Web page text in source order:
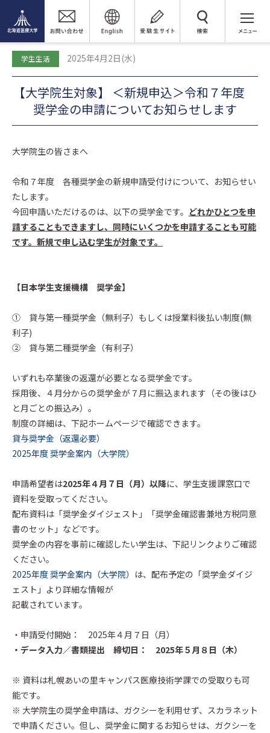
検 索
【大学院生対象】 ＜新規申込＞令和７年度 奨学金の申請についてお
知らせします
学生生活 2025年4月2日(水)
【大学院生対象】 ＜新規申込＞令和７年度
奨学金の申請についてお知らせします
大学院生の皆さまへ
令和７年度 各種奨学金の新規申請受付けについて、お知らせい
たします。
今回申請いただけるのは、以下の奨学金です。 どれかひとつを申
請することもできますし、同時にいくつかを申請することも可能
です。新規で申し込む学生が対象です。
【日本学生支援機構 奨学金】
① 貸与第一種奨学金（無利子）もしくは授業料後払い制度(無
利子)
② 貸与第二種奨学金（有利子）
いずれも卒業後の返還が必要となる奨学金です。
採用後、４月分からの奨学金が７月に振込まれます（その後はひ
と月ごとの振込み）。
制度の詳細は、下記ホームページで確認できます。
貸与奨学金（返還必要）
2025年度 奨学金案内（大学院）
申請希望者は2025年４月７日（月）以降に、学生支援課窓口で
資料を受取ってください。
配布資料は「奨学金ダイジェスト」「奨学金確認書兼地方税同意
書のセット」などです。
奨学金の内容を事前に確認したい学生は、下記リンクよりご確認
ください。
2025年度 奨学金案内（大学院） は、配布予定の「奨学金ダイジ
ェスト」より詳細な情報が
記載されています。
・申請受付開始： 2025年４月７日（月）
・データ入力／書類提出 締切日： 2025年５月８日（木）
※ 資料は札幌あいの里キャンパス医療技術学課での受取りも可
能です。
※ 大学院生の奨学金申請は、ガクシーを利用せず、スカラネット
で申請ください。但し、奨学金に関するお知らせは、ガクシーを